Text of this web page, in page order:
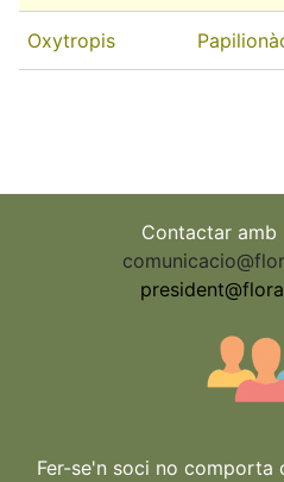
Oxytropis
Contactar amb
Fer-se'n soci no